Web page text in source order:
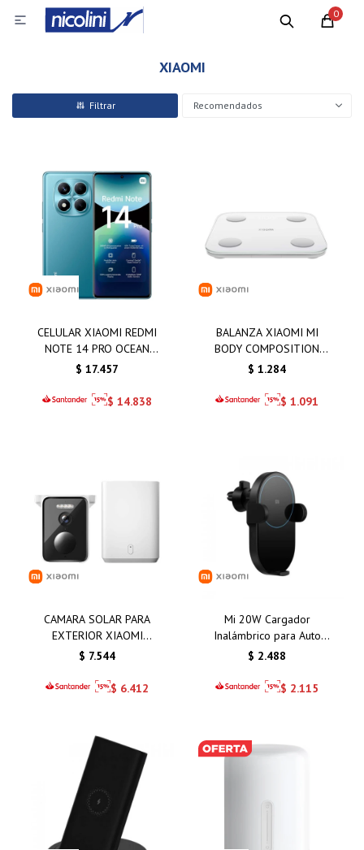
0

XIAOMI
Recomendados
CELULAR XIAOMI REDMI
NOTE 14 PRO OCEAN
BLUE 8GB 256GB
$ 17.457
$ 14.838
BALANZA XIAOMI MI
BODY COMPOSITION
SCALE S400
$ 1.284
$ 1.091
CAMARA SOLAR PARA
EXTERIOR XIAOMI
BW400 PRO SET
$ 7.544
$ 6.412
Mi 20W Cargador
Inalámbrico para Auto
Xiaomi
$ 2.488
$ 2.115